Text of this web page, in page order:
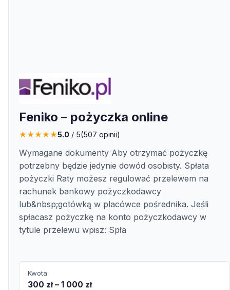
Feniko – pożyczka online
★★★★★5.0 / 5(507 opinii)
Wymagane dokumenty Aby otrzymać pożyczkę
potrzebny będzie jedynie dowód osobisty. Spłata
pożyczki Raty możesz regulować przelewem na
rachunek bankowy pożyczkodawcy
lub&nbsp;gotówką w placówce pośrednika. Jeśli
spłacasz pożyczkę na konto pożyczkodawcy w
tytule przelewu wpisz: Spła
Kwota
300 zł – 1 000 zł